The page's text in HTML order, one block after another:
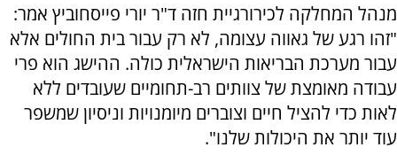
מנהל המחלקה לכירורגיית חזה ד"ר יורי פייסחוביץ אמר:
"זהו רגע של גאווה עצומה, לא רק עבור בית החולים אלא
עבור מערכת הבריאות הישראלית כולה. ההישג הוא פרי
עבודה מאומצת של צוותים רב-תחומיים שעובדים ללא
לאות כדי להציל חיים וצוברים מיומנויות וניסיון שמשפר
עוד יותר את היכולות שלנו".